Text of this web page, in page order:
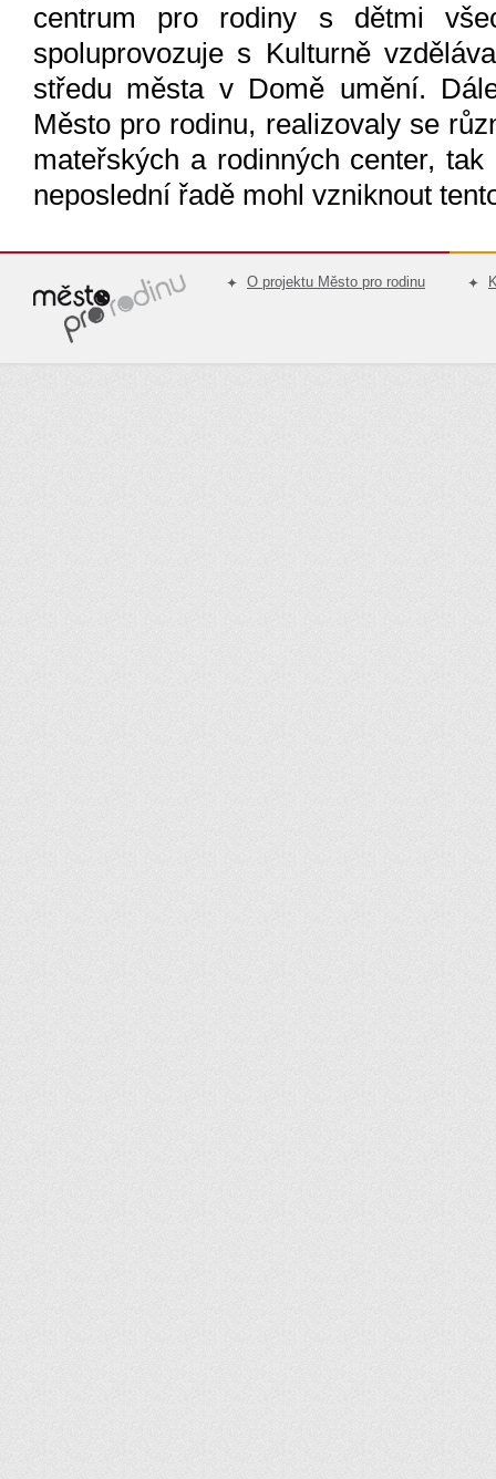
centrum pro rodiny s dětmi
spoluprovozuje s Kulturně
středu města v Domě umění.
Město pro rodinu, realizovaly se
mateřských a rodinných center,
neposlední řadě mohl vzniknout
O projektu Město pro rodinu